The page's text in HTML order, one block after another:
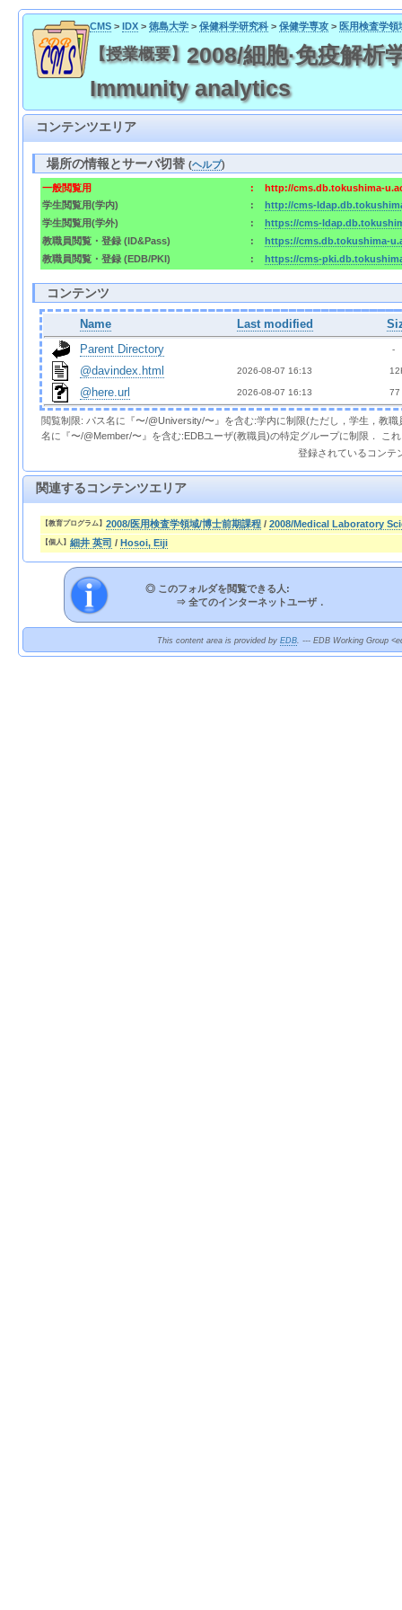
CMS> IDX> 徳島大学> 保健科学研究科> 保健学専攻> 医用検査学領
【授業概要】 2008/細胞·免疫解
Immunity analytics
コンテンツエリア
場所の情報とサーバ切替(ヘルプ)
一般閲覧用 :
http://cms.db.tokushima-
学生閲覧用(学内)
:
http://cms-
学生閲覧用(学外)
:
https://cms-
教職員閲覧・登録 (ID&Pass)
:
https://cms.db.tokushima-
教職員閲覧・登録 (EDB/PKI)
: https://cms-
コンテンツ
Name Last modified
Parent Directory
  -
@davindex.html 2026-08-07 16:13
@here.url 2026-08-07 16:13 77
閲覧制限: パス名に『〜/@University/〜』を含む:学内に制限(ただし，学生，教
名に『〜/@Member/〜』を含む:EDBユーザ(教職員)の特定グループに制限． こ
登録されているコンテ
関連するコンテンツエリア
【教育プログラム】 2008/医用検査学領域/博士前期課程 / 2008/Medical Laboratory
【個人】 細井 英司 / Hosoi, Eiji
◎ このフォルダを閲覧できる人:
⇒ 全てのインターネットユーザ．
This content area is provided by EDB. --- EDB Working Group